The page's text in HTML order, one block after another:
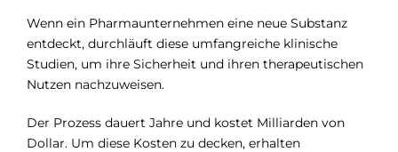
Wenn ein Pharmaunternehmen eine neue Substanz
entdeckt, durchläuft diese umfangreiche klinische
Studien, um ihre Sicherheit und ihren therapeutischen
Nutzen nachzuweisen.
Der Prozess dauert Jahre und kostet Milliarden von
Dollar. Um diese Kosten zu decken, erhalten